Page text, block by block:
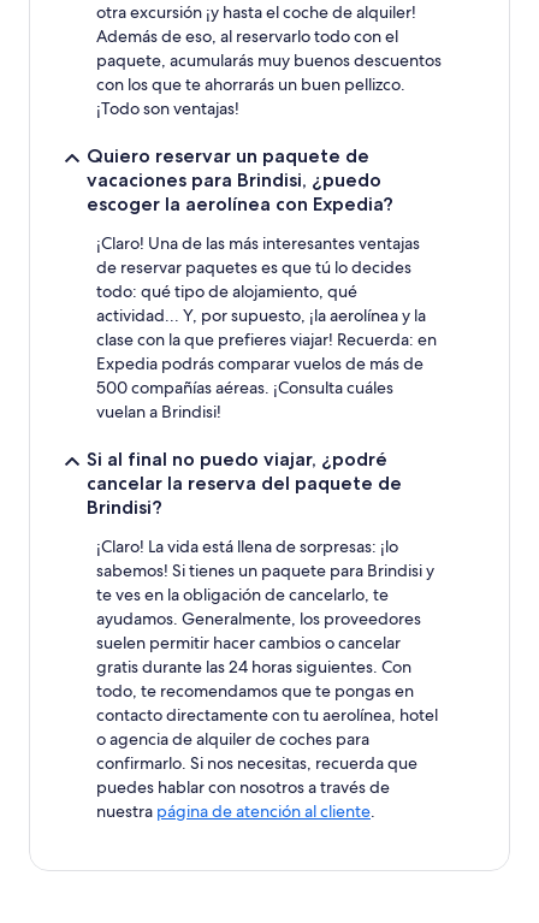
otra excursión ¡y hasta el coche de alquiler!
Además de eso, al reservarlo todo con el
paquete, acumularás muy buenos descuentos
con los que te ahorrarás un buen pellizco.
¡Todo son ventajas!
Quiero reservar un paquete de
vacaciones para Brindisi, ¿puedo
escoger la aerolínea con Expedia?
¡Claro! Una de las más interesantes ventajas
de reservar paquetes es que tú lo decides
todo: qué tipo de alojamiento, qué
actividad... Y, por supuesto, ¡la aerolínea y la
clase con la que prefieres viajar! Recuerda: en
Expedia podrás comparar vuelos de más de
500 compañías aéreas. ¡Consulta cuáles
vuelan a Brindisi!
Si al final no puedo viajar, ¿podré
cancelar la reserva del paquete de
Brindisi?
¡Claro! La vida está llena de sorpresas: ¡lo
sabemos! Si tienes un paquete para Brindisi y
te ves en la obligación de cancelarlo, te
ayudamos. Generalmente, los proveedores
suelen permitir hacer cambios o cancelar
gratis durante las 24 horas siguientes. Con
todo, te recomendamos que te pongas en
contacto directamente con tu aerolínea, hotel
o agencia de alquiler de coches para
confirmarlo. Si nos necesitas, recuerda que
puedes hablar con nosotros a través de
nuestra página de atención al cliente.